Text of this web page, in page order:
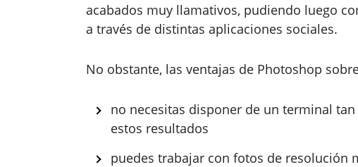
acabados muy llamativos, pudiendo luego
a través de distintas aplicaciones sociales.
No obstante, las ventajas de Photoshop
no necesitas disponer de un terminal
estos resultados
puedes trabajar con fotos de resolución